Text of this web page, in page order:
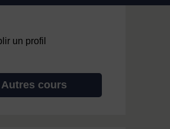
un profil
Autres cours